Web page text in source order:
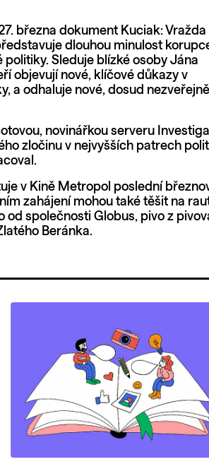
března dokument Kuciak: Vražda
dlouhou minulost
Sleduje blízké osoby Jána
objevují nové, klíčové důkazy v
a odhaluje nové, dosud
novinářkou serveru
zločinu v nejvyšších patrech
v Kině Metropol poslední
zahájení mohou také těšit na
společnosti Globus, pivo z
Beránka.